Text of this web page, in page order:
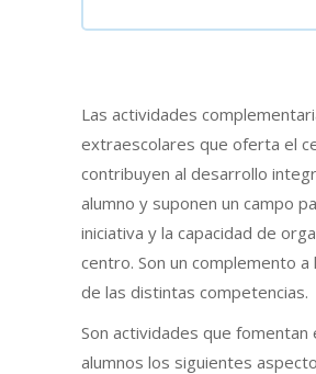
Las actividades
extraescolares que oferta el
contribuyen al desarrollo
alumno y suponen un campo
iniciativa y la capacidad de
centro. Son un complemento a
de las distintas competencias.
Son actividades que fomentan
alumnos los siguientes